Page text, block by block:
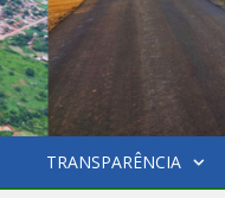
TRANSPARÊNCIA